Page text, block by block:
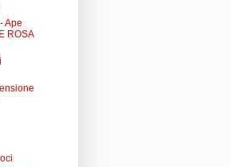
Ape
ROSA